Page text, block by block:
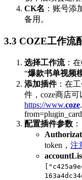
CK名 ：账号添
备用。
3.3 COZE工作流
选择工作流：
“爆款书单视频
添加插件：在
件，coze商店可
https://www.coze
from=plugin_card
配置插件参数 ：
token， 注